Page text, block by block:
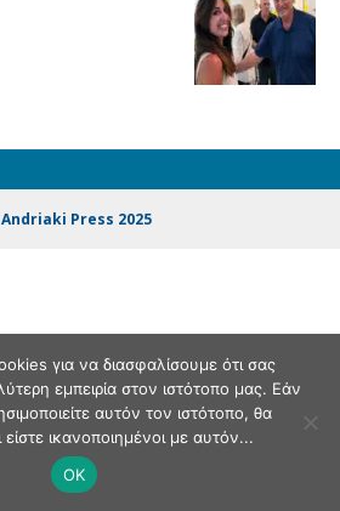
Press 2025
για να διασφαλίσουμε ότι σας
εμπειρία στον ιστότοπο μας. Εάν
αυτόν τον ιστότοπο, θα
ικανοποιημένοι με αυτόν...
OK